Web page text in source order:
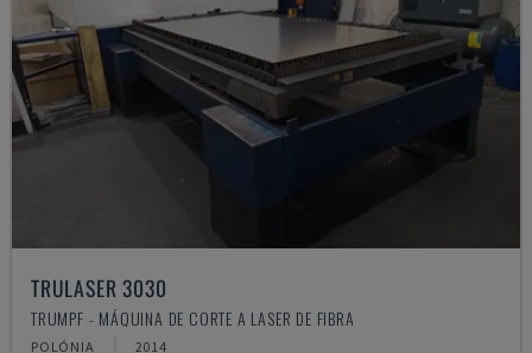
TRULASER 3030
TRUMPF - MÁQUINA DE CORTE A LASER DE FIBRA
POLÓNIA 2014